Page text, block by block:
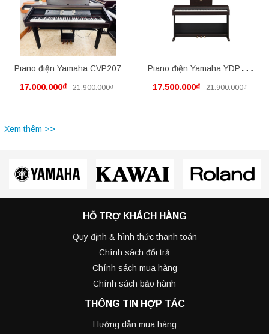
Piano điện Yamaha CVP207
17.000.000₫ 21.900.000₫
Piano điện Yamaha YDP105
mới nguyên thùng
17.500.000₫ 21.900.000₫
Xem thêm >>
HỖ TRỢ KHÁCH HÀNG
Quy định & hình thức thanh toán
Chính sách đổi trả
Chính sách mua hàng
Chính sách bảo hành
THÔNG TIN HỢP TÁC
Hướng dẫn mua hàng